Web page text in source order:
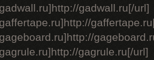
gadwall.ru[/url]
gagrule.ru[/url]